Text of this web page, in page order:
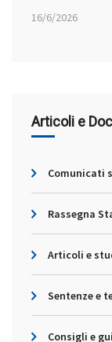
16/6/2026
Articoli e
Comunicati
Rassegna
Articoli e
Sentenze e
Consigli e